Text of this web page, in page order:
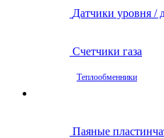
Датчики уровня /
Счетчики газа
Теплообменники
Паяные